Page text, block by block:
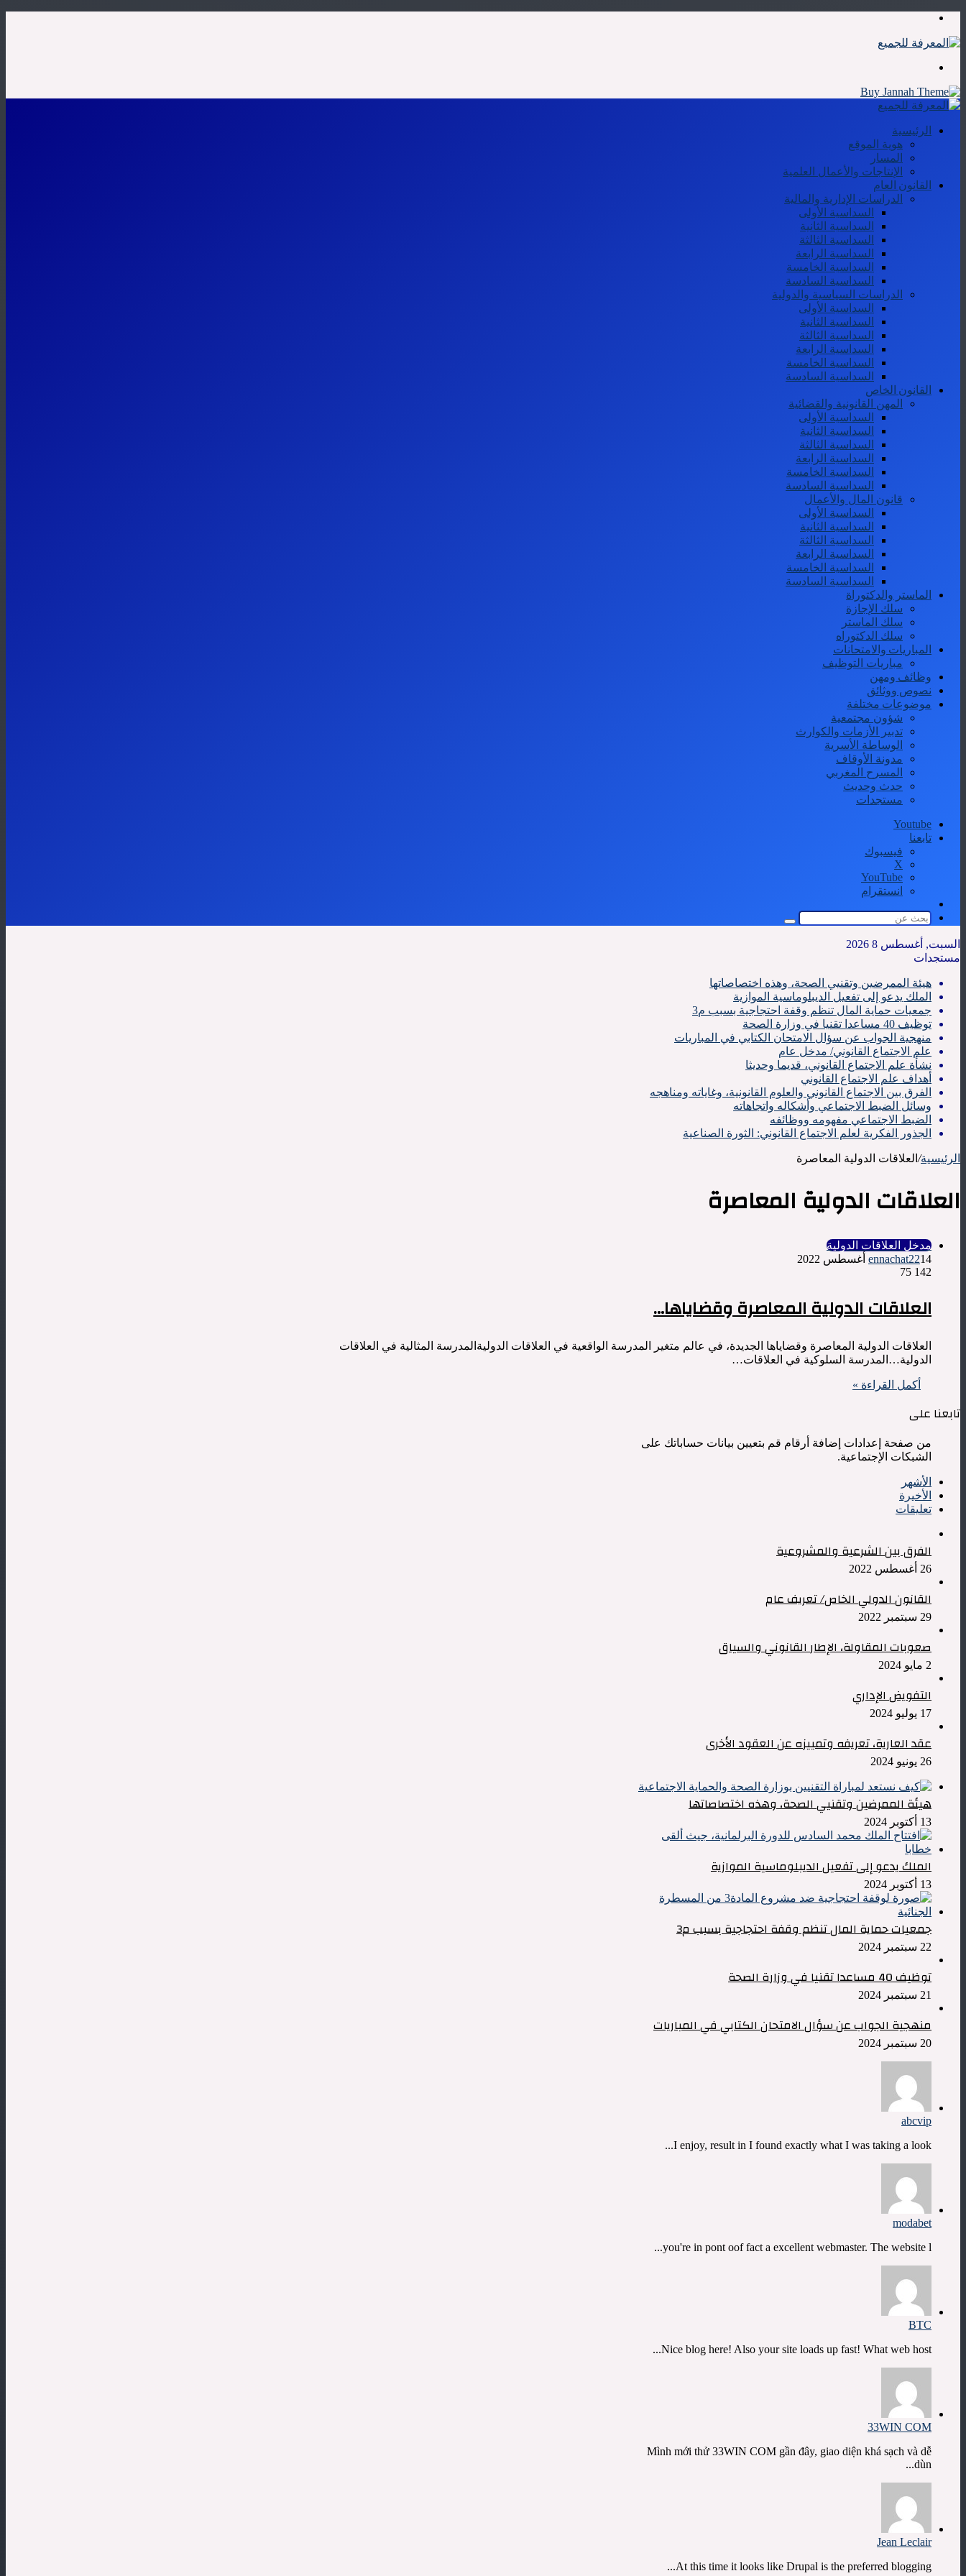
الرئيسية
هوية الموقع
المسار
الإنتاجات والأعمال العلمية
القانون العام
الدراسات الإدارية والمالية
السداسية الأولى
السداسية الثانية
السداسية الثالثة
السداسية الرابعة
السداسية الخامسة
السداسية السادسة
الدراسات السياسية والدولية
السداسية الأولى
السداسية الثانية
السداسية الثالثة
السداسية الرابعة
السداسية الخامسة
السداسية السادسة
القانون الخاص
المهن القانونية والقضائية
السداسية الأولى
السداسية الثانية
السداسية الثالثة
السداسية الرابعة
السداسية الخامسة
السداسية السادسة
قانون المال والأعمال
السداسية الأولى
السداسية الثانية
السداسية الثالثة
السداسية الرابعة
السداسية الخامسة
السداسية السادسة
الماستر والدكتوراة
سلك الإجازة
سلك الماستر
سلك الدكتوراه
المباريات والامتحانات
مباريات التوظيف
وظائف ومهن
نصوص ووثائق
موضوعات مختلفة
شؤون مجتمعية
تدبير الأزمات والكوارث
الوساطة الأسرية
مدونة الأوقاف
المسرح المغربي
حدث وحديث
مستجدات
Youtube
تابعنا
فيسبوك
‫X
‫YouTube
انستقرام
المظلم
بحث
السبت, أغسطس 8 2026
مستجدات
هيئة الممرضين وتقنيي الصحة، وهذه اختصاصاتها
الملك يدعو إلى تفعيل الديبلوماسية الموازية
جمعيات حماية المال تنظم وقفة احتجاجية بسبب م3
توظيف 40 مساعدا تقنيا في وزارة الصحة
منهجية الجواب عن سؤال الامتحان الكتابي في المباريات
علم الاجتماع القانوني/ مدخل عام
نشأة علم الاجتماع القانوني، قديما وحديثا
أهداف علم الاجتماع القانوني
الفرق بين الاجتماع القانوني والعلوم القانونية، وغاياته ومناهجه
وسائل الضبط الاجتماعي وأشكاله واتجاهاته
الضبط الاجتماعي مفهومه ووظائفه
الجذور الفكرية لعلم الاجتماع القانوني: الثورة الصناعية
الرئيسية/ العلاقات الدولية المعاصرة
العلاقات الدولية المعاصرة
مدخل العلاقات الدولية
ennachat2214 أغسطس 2022
142
العلاقات الدولية المعاصرة وقضاياها…
العلاقات الدولية المعاصرة وقضاياها الجديدة، في عالم متغير المدرسة الواقعية في العلاقات الدوليةالمدرسة المثالية في العلاقات
الدولية…المدرسة السلوكية في العلاقات…
أكمل القراءة »
تابعنا على
من صفحة إعدادات إضافة أرقام قم بتعيين بيانات حساباتك على
الشبكات الإجتماعية.
الأشهر
الأخيرة
تعليقات
الفرق بين الشرعية والمشروعية
26 أغسطس 2022
القانون الدولي الخاص/ تعريف عام
29 سبتمبر 2022
صعوبات المقاولة، الإطار القانوني والسياق
2 مايو 2024
التفويض الإداري
17 يوليو 2024
عقد العارية، تعريفه وتمييزه عن العقود الأخرى
26 يونيو 2024
هيئة الممرضين وتقنيي الصحة، وهذه اختصاصاتها
13 أكتوبر 2024
الملك يدعو إلى تفعيل الديبلوماسية الموازية
13 أكتوبر 2024
جمعيات حماية المال تنظم وقفة احتجاجية بسبب م3
22 سبتمبر 2024
توظيف 40 مساعدا تقنيا في وزارة الصحة
21 سبتمبر 2024
منهجية الجواب عن سؤال الامتحان الكتابي في المباريات
20 سبتمبر 2024
abcvip
I enjoy, result in I found exactly what I was taking a look...
modabet
you're in pont oof fact a excellent webmaster. The website l...
BTC
Nice blog here! Also your site loads up fast! What web host...
33WIN COM
Mình mới thử 33WIN COM gần đây, giao diện khá sạch và dễ
dùn...
Jean Leclair
At this time it looks like Drupal is the preferred blogging...